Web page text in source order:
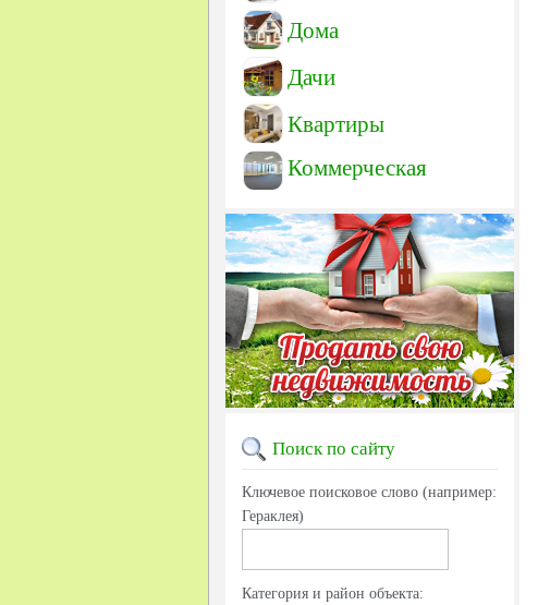
Дома
Дачи
Квартиры
Коммерческая
Поиск по сайту
Ключевое поисковое слово (например:
Гераклея)
Категория и район объекта: